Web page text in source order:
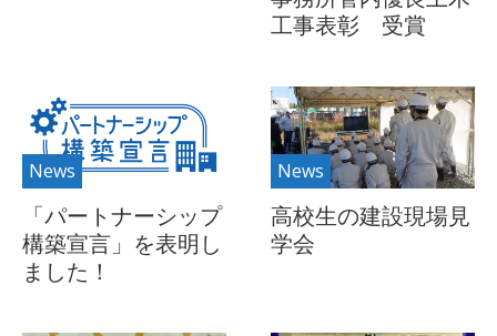
工事表彰 受賞
News
「パートナーシップ
構築宣言」を表明し
ました！
News
高校生の建設現場見
学会